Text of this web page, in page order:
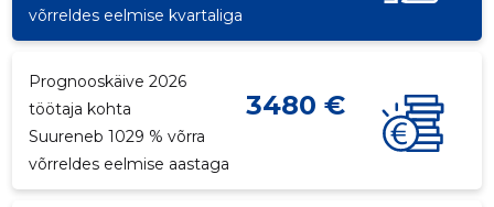
võrreldes eelmise kvartaliga
Prognooskäive 2026
töötaja kohta
3480 €
Suureneb 1029 % võrra
võrreldes eelmise aastaga